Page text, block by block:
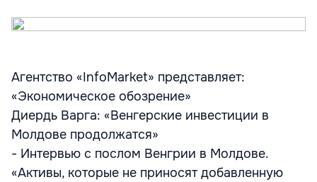
Агентство «InfoMarket» представляет:
«Экономическое обозрение»
Диердь Варга: «Венгерские инвестиции в
Молдове продолжатся»
- Интервью с послом Венгрии в Молдове.
«Активы, которые не приносят добавленную